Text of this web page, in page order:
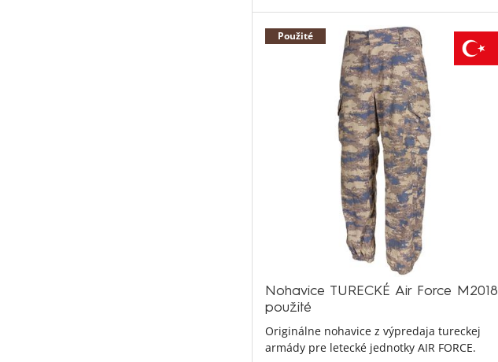
Použité
Nohavice TURECKÉ Air Force M2018
použité
Originálne nohavice z výpredaja tureckej
armády pre letecké jednotky AIR FORCE.